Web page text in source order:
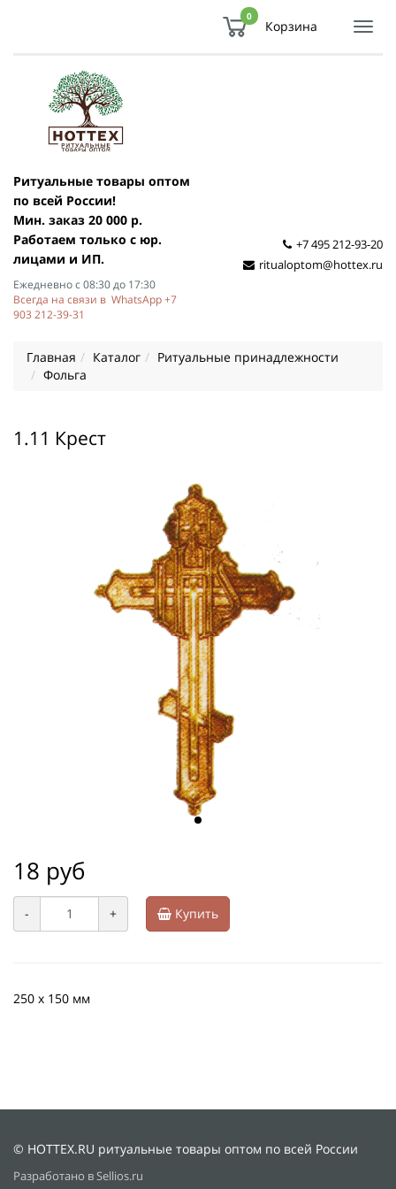
0
Корзина
Ритуальные товары оптом
по всей России!
Мин. заказ 20 000 р.
Работаем только с юр.
лицами и ИП.
Ежедневно с 08:30 до 17:30
Всегда на связи в WhatsApp +7
903 212-39-31
+7 495 212-93-20
ritualoptom@hottex.ru
Главная Каталог
Ритуальные принадлежности
Фольга
1.11 Крест
18 руб
- + Купить
250 х 150 мм
© HOTTEX.RU ритуальные товары оптом по всей России
Разработано в Sellios.ru